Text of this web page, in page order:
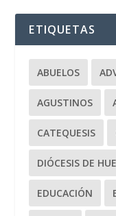
ETIQUETAS
ABUELOS
AGUSTINOS
CATEQUESIS
DIÓCESIS DE
EDUCACIÓN